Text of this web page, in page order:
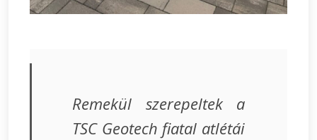
Remekül szerepeltek a
TSC Geotech fiatal atlétái